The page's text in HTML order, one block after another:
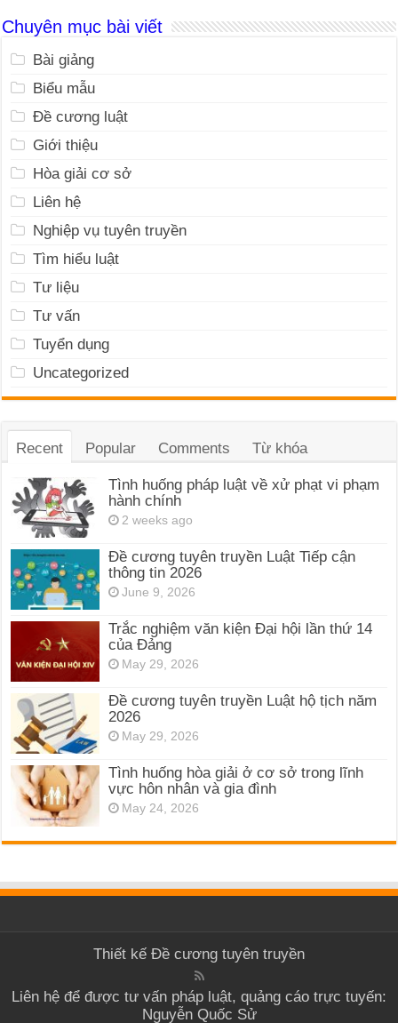
Chuyên mục bài viết
Bài giảng
Biểu mẫu
Đề cương luật
Giới thiệu
Hòa giải cơ sở
Liên hệ
Nghiệp vụ tuyên truyền
Tìm hiểu luật
Tư liệu
Tư vấn
Tuyển dụng
Uncategorized
Recent Popular Comments Từ khóa
Tình huống pháp luật về xử phạt vi phạm
hành chính
2 weeks ago
Đề cương tuyên truyền Luật Tiếp cận
thông tin 2026
June 9, 2026
Trắc nghiệm văn kiện Đại hội lần thứ 14
của Đảng
May 29, 2026
Đề cương tuyên truyền Luật hộ tịch năm
2026
May 29, 2026
Tình huống hòa giải ở cơ sở trong lĩnh
vực hôn nhân và gia đình
May 24, 2026
Thiết kế Đề cương tuyên truyền
Liên hệ để được tư vấn pháp luật, quảng cáo trực tuyến:
Nguyễn Quốc Sử